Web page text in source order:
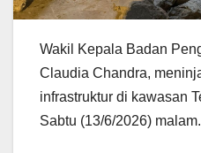
Wakil Kepala Badan
Claudia Chandra,
infrastruktur di kawasan
Sabtu (13/6/2026) malam.